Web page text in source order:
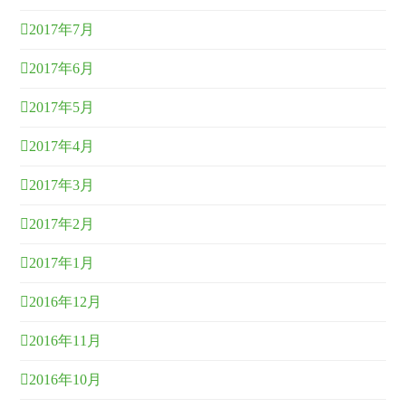
2017年7月
2017年6月
2017年5月
2017年4月
2017年3月
2017年2月
2017年1月
2016年12月
2016年11月
2016年10月